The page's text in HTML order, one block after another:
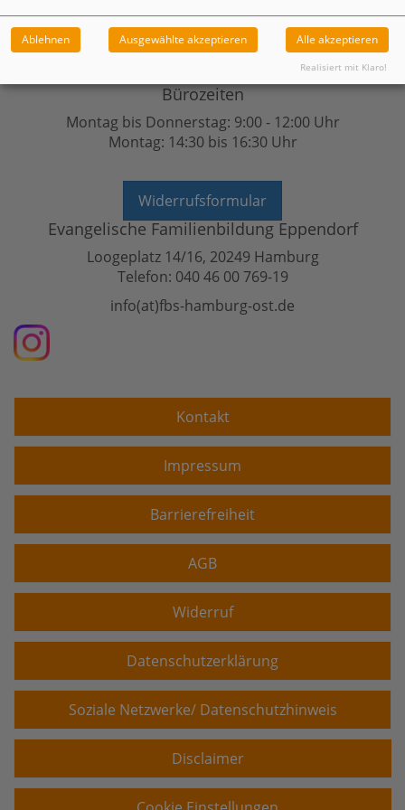
Bürozeiten
Montag bis Donnerstag: 9:00 - 12:00 Uhr
Montag: 14:30 bis 16:30 Uhr
Widerrufsformular
Evangelische Familienbildung Eppendorf
Loogeplatz 14/16, 20249 Hamburg
Telefon: 040 46 00 769-19
info(at)fbs-hamburg-ost.de
Kontakt
Impressum
Barrierefreiheit
AGB
Widerruf
Datenschutzerklärung
Soziale Netzwerke/ Datenschutzhinweis
Disclaimer
Ablehnen Ausgewählte akzeptieren Alle akzeptieren
Realisiert mit Klaro!